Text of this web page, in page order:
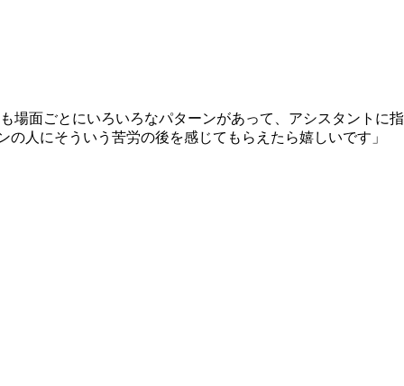
場面ごとにいろいろなパターンがあって、アシスタントに指
人にそういう苦労の後を感じてもらえたら嬉しいです」